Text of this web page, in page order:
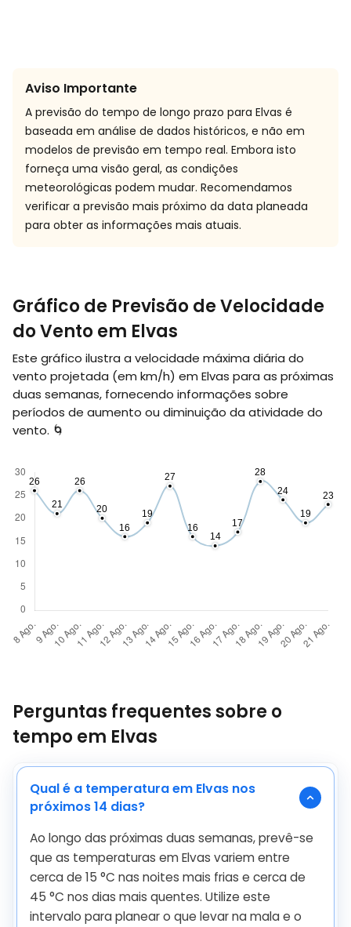
Aviso Importante
A previsão do tempo de longo prazo para Elvas é
baseada em análise de dados históricos, e não em
modelos de previsão em tempo real. Embora isto
forneça uma visão geral, as condições
meteorológicas podem mudar. Recomendamos
verificar a previsão mais próximo da data planeada
para obter as informações mais atuais.
Gráfico de Previsão de Velocidade
do Vento em Elvas
Este gráfico ilustra a velocidade máxima diária do
vento projetada (em km/h) em Elvas para as próximas
duas semanas, fornecendo informações sobre
períodos de aumento ou diminuição da atividade do
vento. 🌀
Perguntas frequentes sobre o
tempo em Elvas
Qual é a temperatura em Elvas nos
próximos 14 dias?
Ao longo das próximas duas semanas, prevê-se
que as temperaturas em Elvas variem entre
cerca de 15 °C nas noites mais frias e cerca de
45 °C nos dias mais quentes. Utilize este
intervalo para planear o que levar na mala e o